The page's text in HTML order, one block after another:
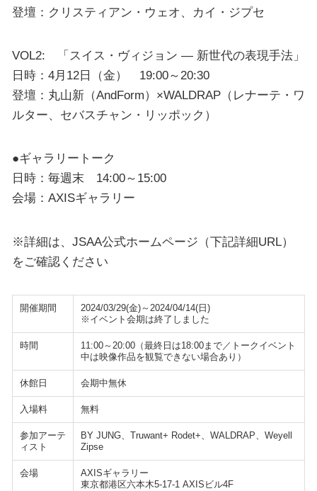
登壇：クリスティアン・ウェオ、カイ・ジプセ
VOL2: 「スイス・ヴィジョン ― 新世代の表現手法」
日時：4月12日（金） 19:00～20:30
登壇：丸山新（AndForm）×WALDRAP（レナーテ・ワ
ルター、セバスチャン・リッポック）
●ギャラリートーク
日時：毎週末 14:00～15:00
会場：AXISギャラリー
※詳細は、JSAA公式ホームページ（下記詳細URL）
をご確認ください
開催期間
2024/03/29(金)～2024/04/14(日)
※イベント会期は終了しました
時間
11:00～20:00（最終日は18:00まで／トークイベント
中は映像作品を観覧できない場合あり）
休館日 会期中無休
入場料 無料
参加アーテ
ィスト
BY JUNG、Truwant+ Rodet+、WALDRAP、Weyell
Zipse
会場
AXISギャラリー
東京都港区六本木5-17-1 AXISビル4F